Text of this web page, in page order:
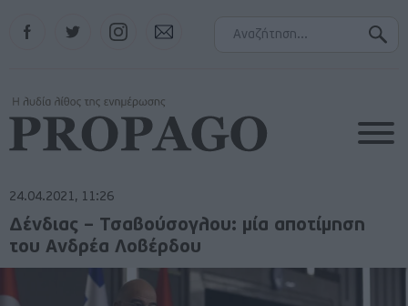
Instagram
24.04.2021, 11:26
Δένδιας – Τσαβούσογλου: μία αποτίμηση
του Ανδρέα Λοβέρδου